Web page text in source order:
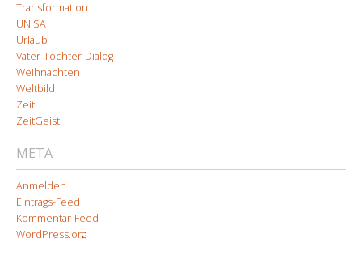
Transformation
UNISA
Urlaub
Vater-Tochter-Dialog
Weihnachten
Weltbild
Zeit
ZeitGeist
META
Anmelden
Eintrags-Feed
Kommentar-Feed
WordPress.org